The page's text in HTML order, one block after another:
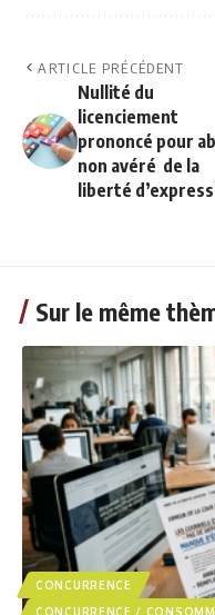
ARTICLE PRÉCÉDENT
Nullité du
licenciement
prononcé pour
non avéré de la
liberté
Sur le même
CONCURRENCE
CONCURRENCE /